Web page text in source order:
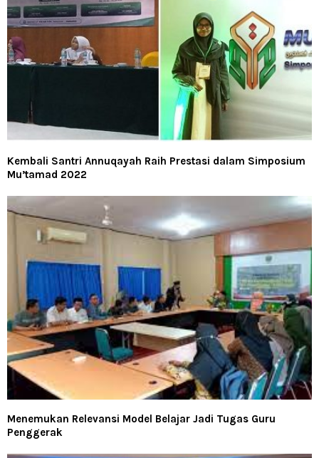
Kembali Santri Annuqayah Raih Prestasi dalam Simposium
Mu’tamad 2022
Menemukan Relevansi Model Belajar Jadi Tugas Guru
Penggerak